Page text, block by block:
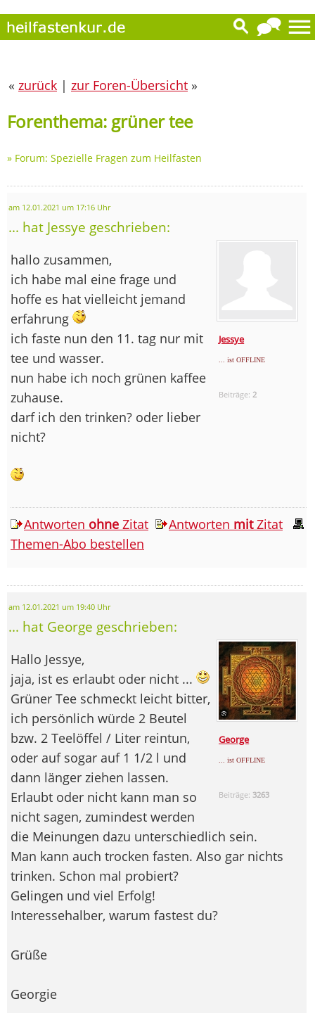
« zurück | zur Foren-Übersicht »
Forenthema: grüner tee
» Forum: Spezielle Fragen zum Heilfasten
am 12.01.2021 um 17:16 Uhr
... hat Jessye geschrieben:
Jessye
... ist OFFLINE
Beiträge: 2
hallo zusammen,
ich habe mal eine frage und
hoffe es hat vielleicht jemand
erfahrung
ich faste nun den 11. tag nur mit
tee und wasser.
nun habe ich noch grünen kaffee
zuhause.
darf ich den trinken? oder lieber
nicht?
Antworten ohne Zitat Antworten mitZitat
Themen-Abo bestellen
am 12.01.2021 um 19:40 Uhr
... hat George geschrieben:
George
... ist OFFLINE
Beiträge: 3263
Hallo Jessye,
jaja, ist es erlaubt oder nicht ...
Grüner Tee schmeckt leicht bitter,
ich persönlich würde 2 Beutel
bzw. 2 Teelöffel / Liter reintun,
oder auf sogar auf 1 1/2 l und
dann länger ziehen lassen.
Erlaubt oder nicht kann man so
nicht sagen, zumindest werden
die Meinungen dazu unterschiedlich sein.
Man kann auch trocken fasten. Also gar nichts
trinken. Schon mal probiert?
Gelingen und viel Erfolg!
Interessehalber, warum fastest du?
Grüße
Georgie